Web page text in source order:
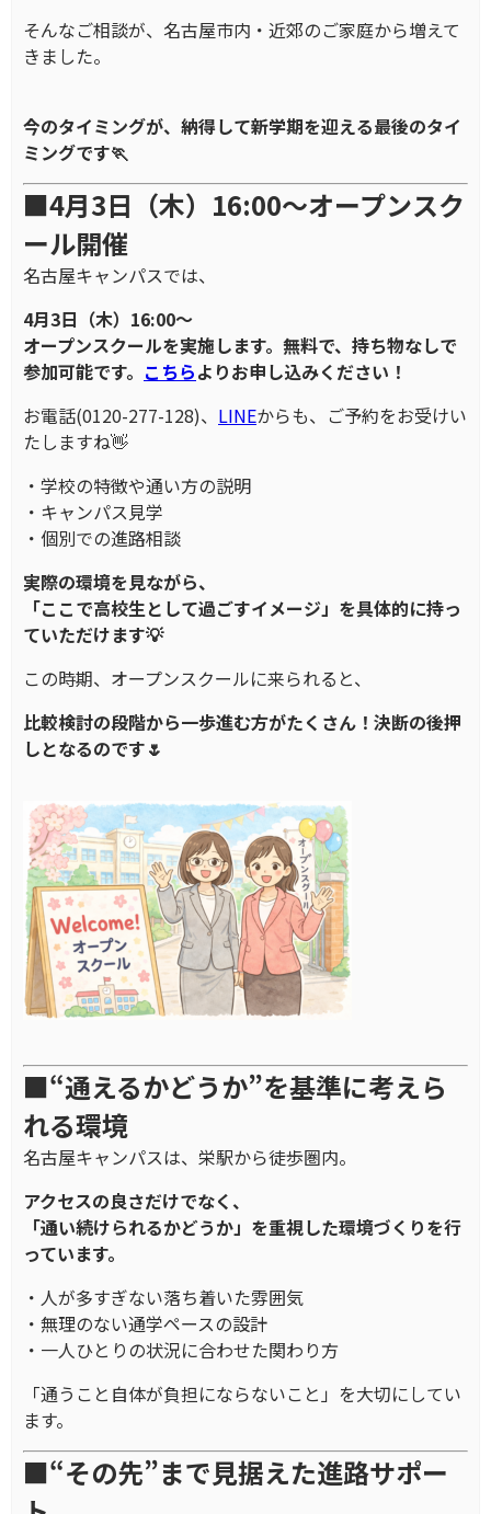
そんなご相談が、名古屋市内・近郊のご家庭から増えて
きました。
今のタイミングが、納得して新学期を迎える最後のタイ
ミングです🏃
■4月3日（木）16:00～オープンスク
ール開催
名古屋キャンパスでは、
4月3日（木）16:00～
オープンスクールを実施します。無料で、持ち物なしで
参加可能です。 こちらよりお申し込みください！
お電話(0120-277-128)、 LINEからも、ご予約をお受けい
たしますね👋
・学校の特徴や通い方の説明
・キャンパス見学
・個別での進路相談
実際の環境を見ながら、
「ここで高校生として過ごすイメージ」を具体的に持っ
ていただけます💡
この時期、オープンスクールに来られると、
比較検討の段階から一歩進む方がたくさん！決断の後押
しとなるのです🌷
■“通えるかどうか”を基準に考えら
れる環境
名古屋キャンパスは、栄駅から徒歩圏内。
アクセスの良さだけでなく、
「通い続けられるかどうか」を重視した環境づくりを行
っています。
・人が多すぎない落ち着いた雰囲気
・無理のない通学ペースの設計
・一人ひとりの状況に合わせた関わり方
「通うこと自体が負担にならないこと」を大切にしてい
ます。
■“その先”まで見据えた進路サポー